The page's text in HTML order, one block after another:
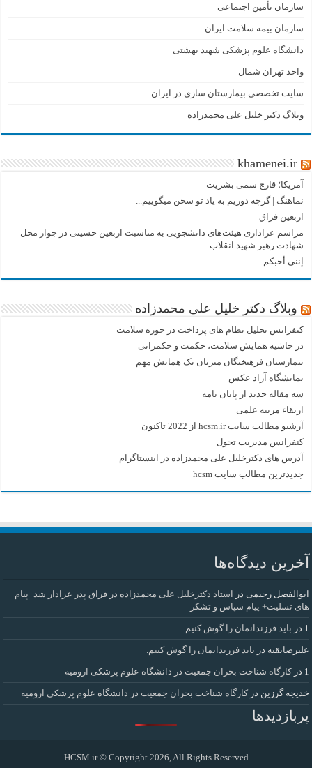
سازمان تأمین اجتماعی
سازمان بیمه سلامت ایران
دانشگاه علوم پزشکی شهید بهشتی
واحد تهران شمال
سایت تخصصی بیمارستان سازی در ایران
وبلاگ دکتر خلیل علی محمدزاده
khamenei.ir
آمریکا؛ قارچ سمی بشریت
نماهنگ |‌ گرچه دوریم به یاد تو سخن میگوییم...
اربعین فراق
مراسم عزاداری هیئت‌های دانشجویی به مناسبت اربعین حسینی در جوار محل
شهادت رهبر شهید انقلاب
إننی أحبکم
وبلاگ دکتر خلیل علی محمدزاده
کنفرانس تحلیل نظام های پرداخت در حوزه سلامت
در حاشیه همایش سلامت، حکمت و حکمرانی
بیمارستان فرهیختگان میزبان یک همایش مهم
نمایشگاه آزاد عکس
سه مقاله جدید از پایان نامه
ارتقاء مرتبه علمی
آرشیو مطالب سایت hcsm.ir از 2022 تاکنون
کنفرانس مدیریت تحول
آدرس های دکترخلیل علی محمدزاده در اینستاگرام
جدیدترین مطالب سایت hcsm
آخرین دیدگاه‌ها
ابوالفضل رحیمی در
استاد دکترخلیل علی محمدزاده در فراق پدر عزادار شد+پیام
های تسلیت+ پیام سپاس و تشکر
1 در باید فرزندانمان را گوش کنیم.
علیرضاتقیه در باید فرزندانمان را گوش کنیم.
1 درکارگاه شناخت بحران جمعیت در دانشگاه علوم پزشکی ارومیه
خديجه گرزین درکارگاه شناخت بحران جمعیت در دانشگاه علوم پزشکی ارومیه
پربازدیدها
HCSM.ir© Copyright 2026, All Rights Reserved